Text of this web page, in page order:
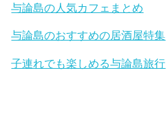
与論島の人気カフェまとめ
与論島のおすすめの居酒屋特集
子連れでも楽しめる与論島旅行